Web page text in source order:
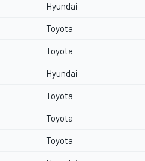
Hyundai
Toyota
Toyota
Hyundai
Toyota
Toyota
Toyota